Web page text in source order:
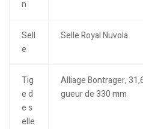
n
Sell
e
Selle Royal Nuvola
Tig
e d
e s
elle
Alliage Bontrager,
gueur de 330 mm